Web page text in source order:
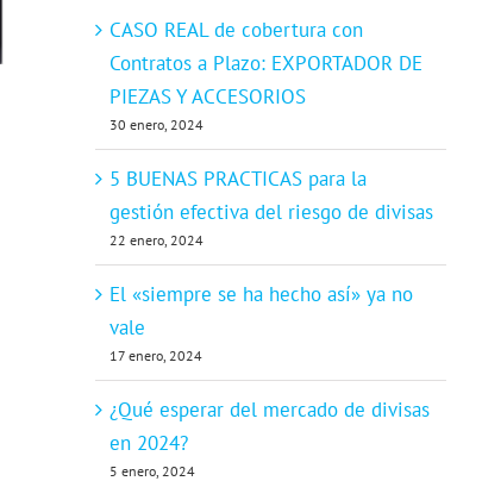
CASO REAL de cobertura con
Contratos a Plazo: EXPORTADOR DE
PIEZAS Y ACCESORIOS
30 enero, 2024
5 BUENAS PRACTICAS para la
gestión efectiva del riesgo de divisas
22 enero, 2024
El «siempre se ha hecho así» ya no
vale
17 enero, 2024
¿Qué esperar del mercado de divisas
en 2024?
5 enero, 2024